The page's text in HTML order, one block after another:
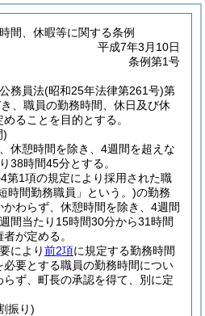
間、休暇等に関する条例
平成7年3月10日
条例第1号
務員法(昭和25年法律第261号)第
、職員の勤務時間、休日及び休
ることを目的とする。
)
休憩時間を除き、4週間を超えな
38時間45分とする。
第1項の規定により採用された職
時間勤務職員」という。)の勤務
かわらず、休憩時間を除き、4週間
間当たり15時間30分から31時間
が定める。
により前2項に規定する勤務時間
要とする職員の勤務時間につい
ず、町長の承認を得て、別に定
振り)